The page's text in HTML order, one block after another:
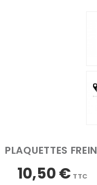
PLAQUETTES
10,50 € TTC